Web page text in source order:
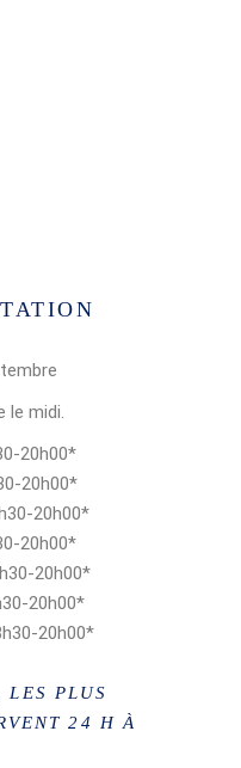
le midi.
20h00*
20h00*
20h00*
20h00*
20h00*
20h00*
20h00*
LES PLUS
24 H À